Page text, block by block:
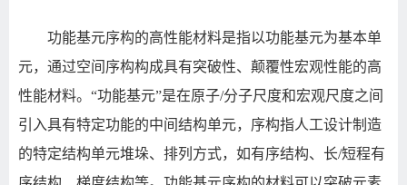
功能基元序构的高性能材料是指以功能基元为基本单
元，通过空间序构构成具有突破性、颠覆性宏观性能的高
性能材料。 “功能基元”是在原子/分子尺度和宏观尺度之间
引入具有特定功能的中间结构单元，序构指人工设计制造
的特定结构单元堆垛、排列方式，如有序结构、长/短程有